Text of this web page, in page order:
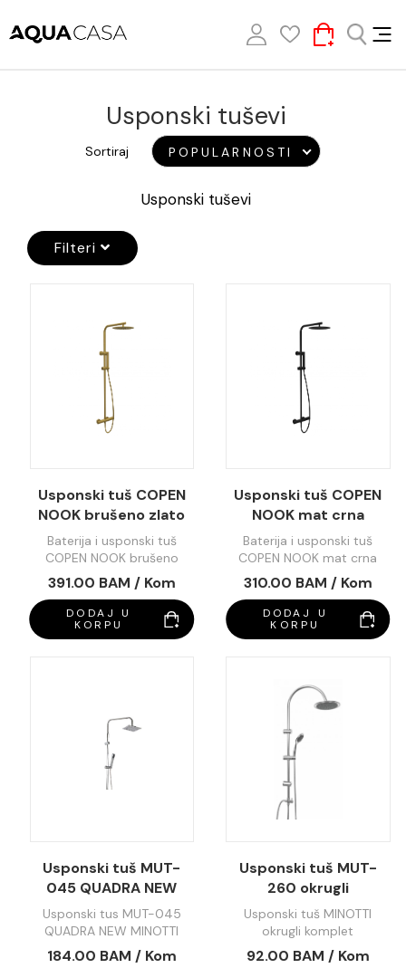
Usponski tuševi
Sortiraj POPULARNOSTI
Usponski tuševi
Filteri
Usponski tuš COPEN
NOOK brušeno zlato
okrugli set C-01-
112BTG
Baterija i usponski tuš
COPEN NOOK brušeno
zlato okrugli set C-01-
112BTG
391.00 BAM / Kom
DODAJ U
KORPU
Usponski tuš COPEN
NOOK mat crna
okrugli set C-01-
112MB
Baterija i usponski tuš
COPEN NOOK mat crna
okrugli set C-01-112MB
310.00 BAM / Kom
DODAJ U
KORPU
Usponski tuš MUT-
045 QUADRA NEW
MINOTTI
Usponski tus MUT-045
QUADRA NEW MINOTTI
184.00 BAM / Kom
Usponski tuš MUT-
260 okrugli
Usponski tuš MINOTTI
okrugli komplet
92.00 BAM / Kom